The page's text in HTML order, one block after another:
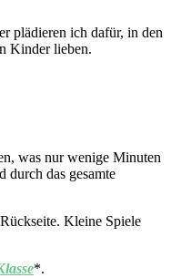
plädieren ich dafür, in den
Kinder lieben.
was nur wenige Minuten
durch das gesamte
Kleine Spiele
*.